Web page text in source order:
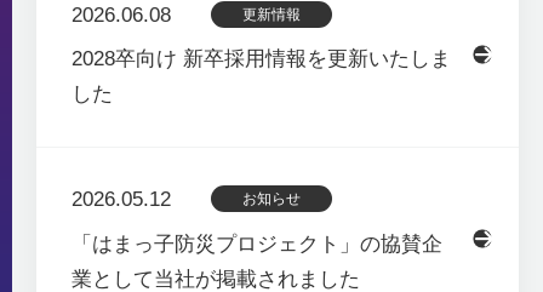
2026.06.08 更新情報
2028卒向け 新卒採用情報を更新いたしま
した
2026.05.12 お知らせ
「はまっ子防災プロジェクト」の協賛企
業として当社が掲載されました